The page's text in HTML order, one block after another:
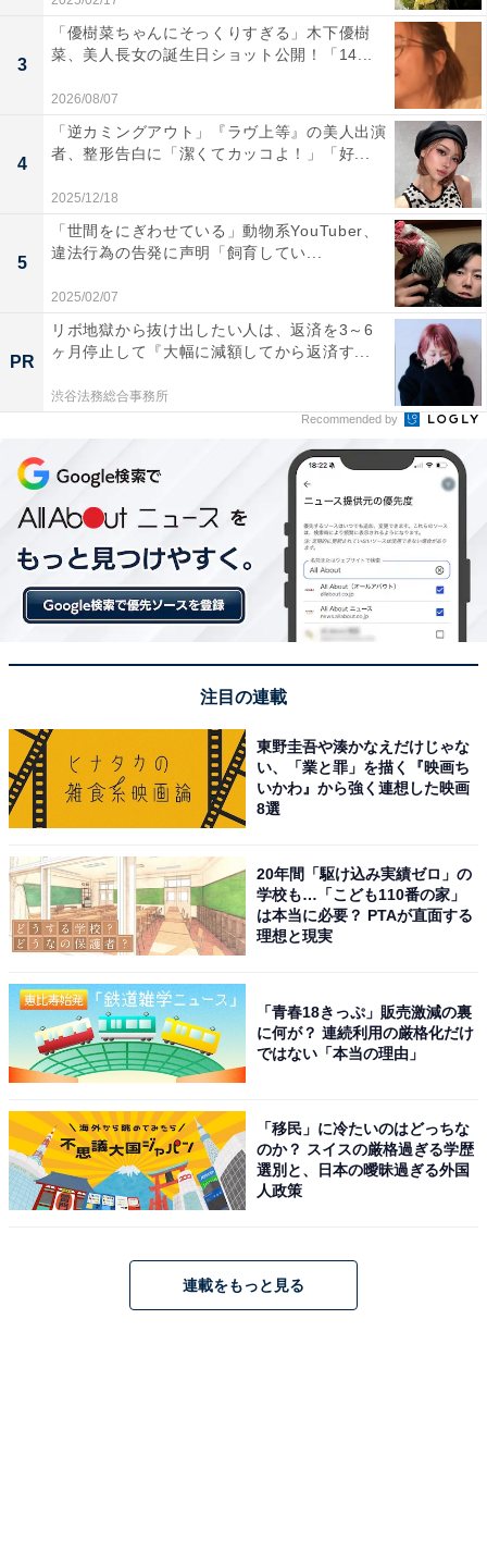
3
「優樹菜ちゃんにそっくりすぎる」木下優樹
菜、美人長女の誕生日ショット公開！「14...
2026/08/07
4
「逆カミングアウト」『ラヴ上等』の美人出演
者、整形告白に「潔くてカッコよ！」「好...
2025/12/18
5
「世間をにぎわせている」動物系YouTuber、
違法行為の告発に声明「飼育してい...
2025/02/07
PR
リボ地獄から抜け出したい人は、返済を3～6
ヶ月停止して『大幅に減額してから返済す...
渋谷法務総合事務所
Recommended by
注目の連載
東野圭吾や湊かなえだけじゃな
い、「業と罪」を描く『映画ち
いかわ』から強く連想した映画
8選
20年間「駆け込み実績ゼロ」の
学校も…「こども110番の家」
は本当に必要？ PTAが直面する
理想と現実
「青春18きっぷ」販売激減の裏
に何が？ 連続利用の厳格化だけ
ではない「本当の理由」
「移民」に冷たいのはどっちな
のか？ スイスの厳格過ぎる学歴
選別と、日本の曖昧過ぎる外国
人政策
連載をもっと見る